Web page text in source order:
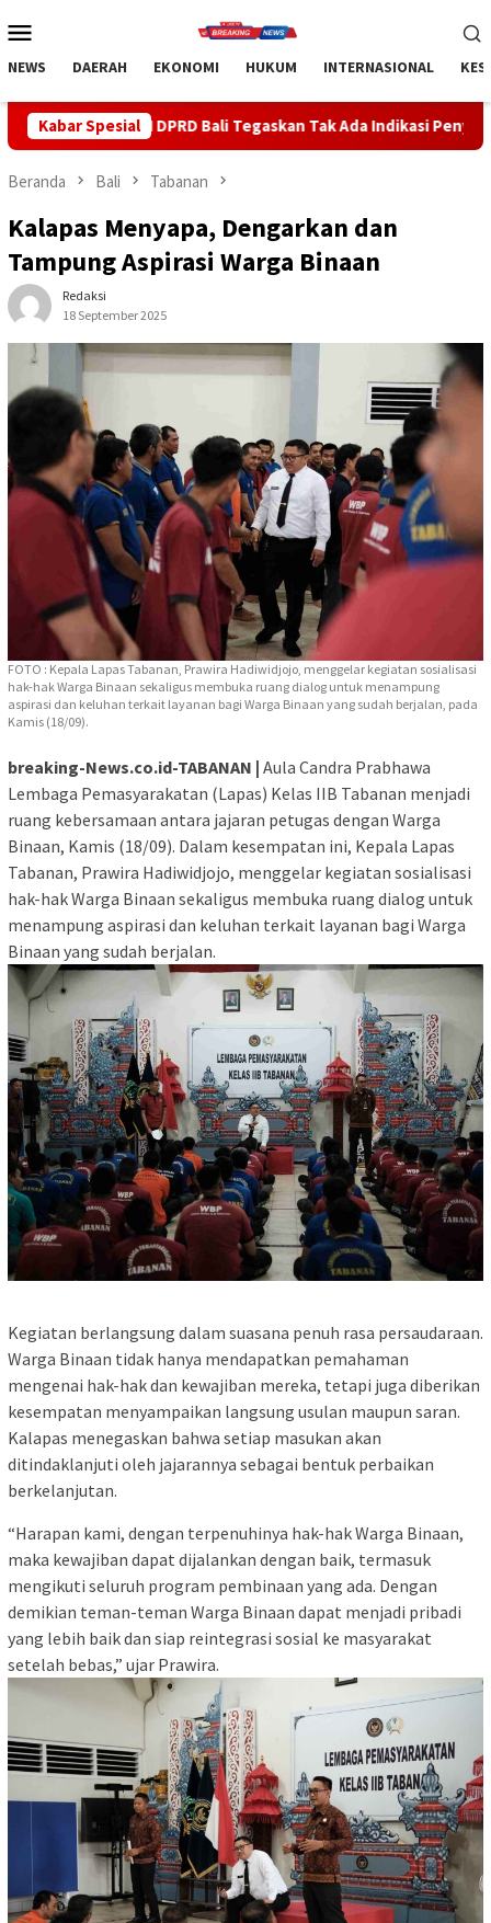
ke
Mobile
NEWS DAERAH EKONOMI HUKUM INTERNASIONAL
Kabar Spesial
Bali Tegaskan Tak Ada Indikasi Penyalahgunaan Barang Sitaan
Beranda Bali Tabanan
Kalapas Menyapa, Dengarkan dan
Tampung Aspirasi Warga Binaan
Redaksi
18 September 2025
FOTO : Kepala Lapas Tabanan, Prawira Hadiwidjojo, menggelar kegiatan sosialisasi
hak-hak Warga Binaan sekaligus membuka ruang dialog untuk menampung
aspirasi dan keluhan terkait layanan bagi Warga Binaan yang sudah berjalan, pada
Kamis (18/09).
breaking-News.co.id-TABANAN | Aula Candra Prabhawa
Lembaga Pemasyarakatan (Lapas) Kelas IIB Tabanan menjadi
ruang kebersamaan antara jajaran petugas dengan Warga
Binaan, Kamis (18/09). Dalam kesempatan ini, Kepala Lapas
Tabanan, Prawira Hadiwidjojo, menggelar kegiatan sosialisasi
hak-hak Warga Binaan sekaligus membuka ruang dialog untuk
menampung aspirasi dan keluhan terkait layanan bagi Warga
Binaan yang sudah berjalan.
Kegiatan berlangsung dalam suasana penuh rasa persaudaraan.
Warga Binaan tidak hanya mendapatkan pemahaman
mengenai hak-hak dan kewajiban mereka, tetapi juga diberikan
kesempatan menyampaikan langsung usulan maupun saran.
Kalapas menegaskan bahwa setiap masukan akan
ditindaklanjuti oleh jajarannya sebagai bentuk perbaikan
berkelanjutan.
“Harapan kami, dengan terpenuhinya hak-hak Warga Binaan,
maka kewajiban dapat dijalankan dengan baik, termasuk
mengikuti seluruh program pembinaan yang ada. Dengan
demikian teman-teman Warga Binaan dapat menjadi pribadi
yang lebih baik dan siap reintegrasi sosial ke masyarakat
setelah bebas,” ujar Prawira.